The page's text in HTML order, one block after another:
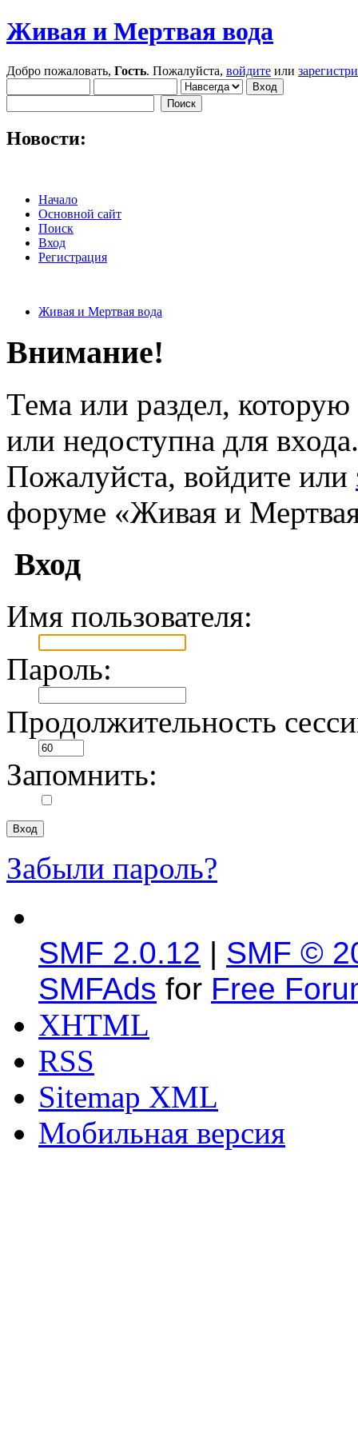
Живая и Мертвая вода
Добро пожаловать, Гость. Пожалуйста, войдите или
Новости:
Начало
Основной сайт
Поиск
Вход
Регистрация
Живая и Мертвая вода
Внимание!
Тема или раздел,
или недоступна для входа.
Пожалуйста, войдите или
форуме «Живая и
Вход
Имя пользователя:
Пароль:
Продолжительность
Запомнить:
Забыли пароль?
SMF 2.0.12 | SMF ©
SMFAds for Free
XHTML
RSS
Sitemap XML
Мобильная версия